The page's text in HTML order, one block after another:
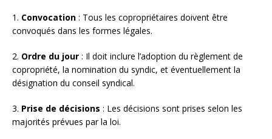
1. Convocation : Tous les copropriétaires doivent être
convoqués dans les formes légales.
2. Ordre du jour : Il doit inclure l’adoption du règlement de
copropriété, la nomination du syndic, et éventuellement la
désignation du conseil syndical.
3. Prise de décisions : Les décisions sont prises selon les
majorités prévues par la loi.